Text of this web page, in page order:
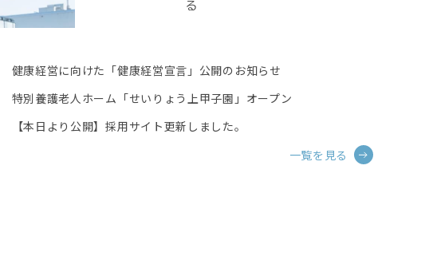
健康経営に向けた「健康経営宣言」公開のお知らせ
特別養護老人ホーム「せいりょう上甲子園」オープン
【本日より公開】採用サイト更新しました。
一覧を見る